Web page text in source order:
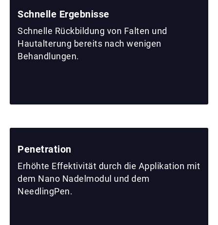
Schnelle Ergebnisse
Schnelle Rückbildung von Falten und
Hautalterung bereits nach wenigen
Behandlungen.
Penetration
Erhöhte Effektivität durch die Applikation mit
dem Nano Nadelmodul und dem
NeedlingPen.